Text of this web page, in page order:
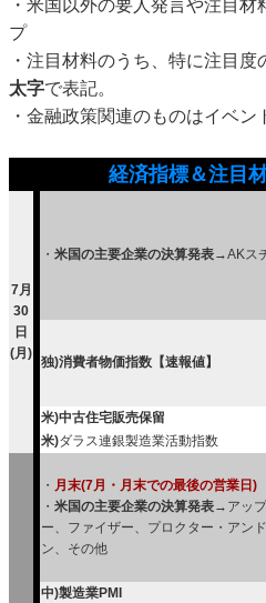
・米国以外の要人発言や注目
プ
・注目材料のうち、特に注目度
太字で表記。
・金融政策関連のものはイベン
経済指標＆注目
7月
30
日
(月)
・ 米国の主要企業の決算発表→AKス
独)消費者物価指数【速報値】
米)中古住宅販売保留
米)ダラス連銀製造業活動指数
・ 月末(7月・月末での最後の営業日)
・ 米国の主要企業の決算発表→アッ
ー、ファイザー、プロクター・アン
ン、その他
中)製造業PMI